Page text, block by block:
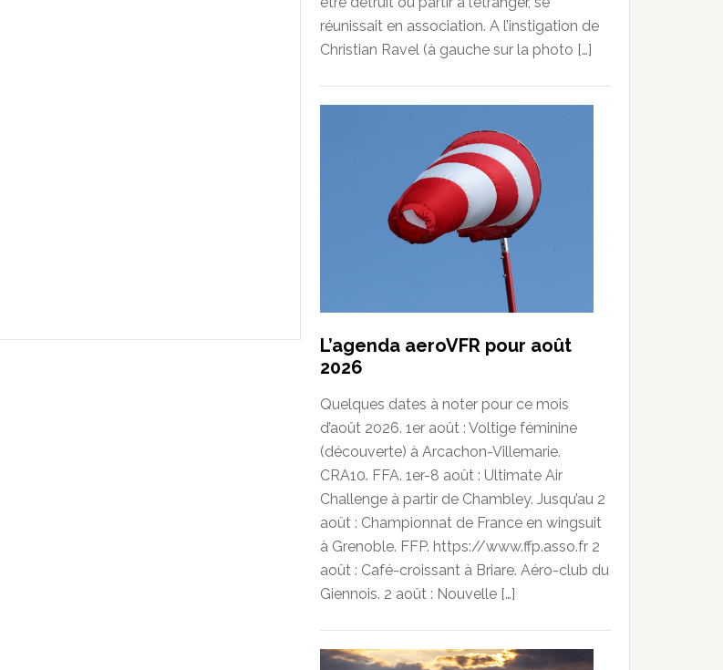
réunissait en association. A l’instigation de
Christian Ravel (à gauche sur la photo […]
L’agenda aeroVFR pour août
2026
Quelques dates à noter pour ce mois
d’août 2026. 1er août : Voltige féminine
(découverte) à Arcachon-Villemarie.
CRA10. FFA. 1er-8 août : Ultimate Air
Challenge à partir de Chambley. Jusqu’au 2
août : Championnat de France en wingsuit
à Grenoble. FFP. https://www.ffp.asso.fr 2
août : Café-croissant à Briare. Aéro-club du
Giennois. 2 août : Nouvelle […]